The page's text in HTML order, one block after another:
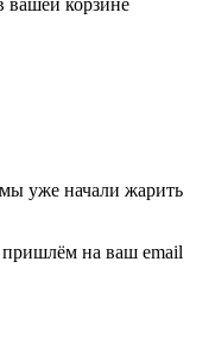
уже начали жарить
пришлём на ваш email